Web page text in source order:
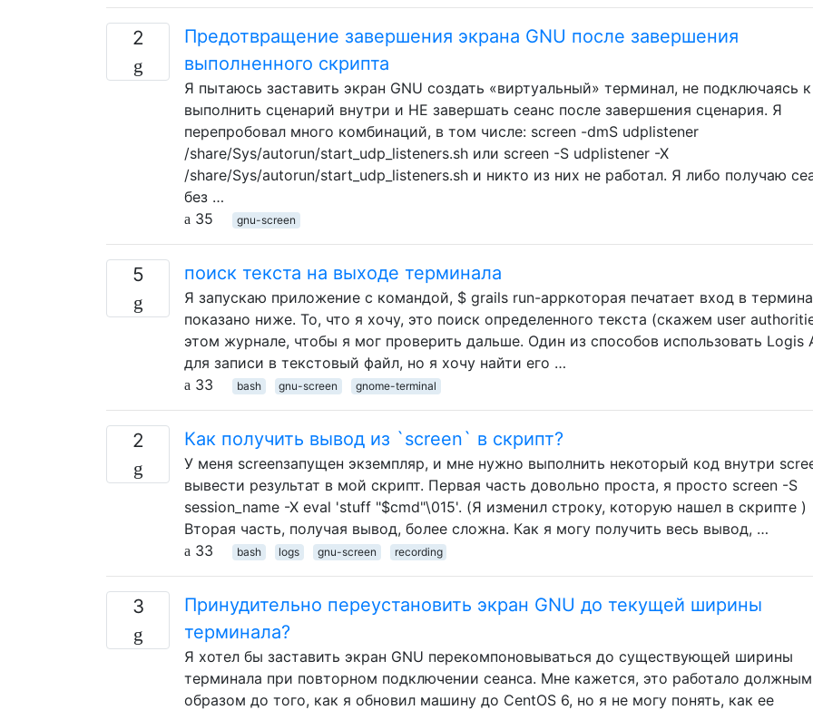
2
Предотвращение завершения экрана GNU после завершения
выполненного скрипта
Я пытаюсь заставить экран GNU создать «виртуальный» терминал, не подключаясь
выполнить сценарий внутри и НЕ завершать сеанс после завершения сценария. Я
перепробовал много комбинаций, в том числе: screen -dmS udplistener
/share/Sys/autorun/start_udp_listeners.sh или screen -S udplistener -X
/share/Sys/autorun/start_udp_listeners.sh и никто из них не работал. Я либо получаю
без …
35
gnu-screen
5 поиск текста на выходе терминала
Я запускаю приложение с командой, $ grails run-appкоторая печатает вход в
показано ниже. То, что я хочу, это поиск определенного текста (скажем user
этом журнале, чтобы я мог проверить дальше. Один из способов использовать Logis
для записи в текстовый файл, но я хочу найти его …
33
bash gnu-screen gnome-terminal
2 Как получить вывод из `screen` в скрипт?
У меня screenзапущен экземпляр, и мне нужно выполнить некоторый код внутри
вывести результат в мой скрипт. Первая часть довольно проста, я просто screen -S
session_name -X eval 'stuff "$cmd"\015'. (Я изменил строку, которую нашел в скрипте )
Вторая часть, получая вывод, более сложна. Как я могу получить весь вывод, …
33
bash logs gnu-screen recording
3
Принудительно переустановить экран GNU до текущей ширины
терминала?
Я хотел бы заставить экран GNU перекомпоновываться до существующей ширины
терминала при повторном подключении сеанса. Мне кажется, это работало должным
образом до того, как я обновил машину до CentOS 6, но я не могу понять, как ее